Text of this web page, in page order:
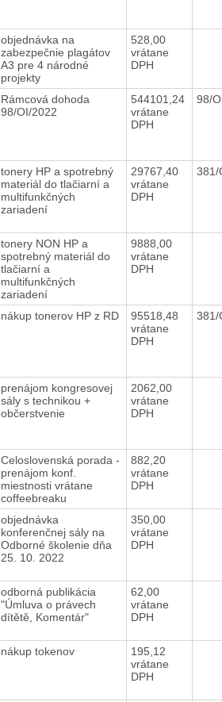
objednávka na
zabezpečnie plagátov
A3 pre 4 národné
projekty
528,00
vrátane
DPH
Rámcová dohoda
98/OI/2022
544101,24
vrátane
DPH
98/
tonery HP a spotrebný
materiál do tlačiarní a
multifunkčných
zariadení
29767,40
vrátane
DPH
381/
tonery NON HP a
spotrebný materiál do
tlačiarní a
multifunkčných
zariadení
9888,00
vrátane
DPH
nákup tonerov HP z RD
95518,48
vrátane
DPH
381/
prenájom kongresovej
sály s technikou +
občerstvenie
2062,00
vrátane
DPH
Celoslovenská porada -
prenájom konf.
miestnosti vrátane
coffeebreaku
882,20
vrátane
DPH
objednávka
konferenčnej sály na
Odborné školenie dňa
25. 10. 2022
350,00
vrátane
DPH
odborná publikácia
"Úmluva o právech
dítětě, Komentár"
62,00
vrátane
DPH
nákup tokenov
195,12
vrátane
DPH